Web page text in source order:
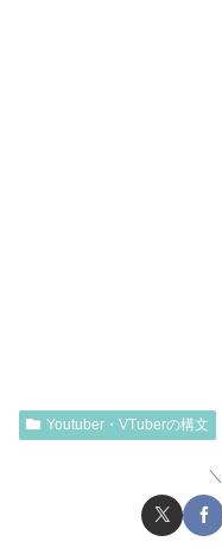
Youtuber・VTuberの構文